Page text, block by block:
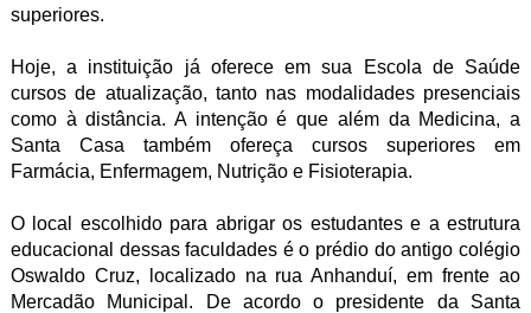
superiores.
Hoje, a instituição já oferece em sua Escola de Saúde
cursos de atualização, tanto nas modalidades presenciais
como à distância. A intenção é que além da Medicina, a
Santa Casa também ofereça cursos superiores em
Farmácia, Enfermagem, Nutrição e Fisioterapia.
O local escolhido para abrigar os estudantes e a estrutura
educacional dessas faculdades é o prédio do antigo colégio
Oswaldo Cruz, localizado na rua Anhanduí, em frente ao
Mercadão Municipal. De acordo o presidente da Santa